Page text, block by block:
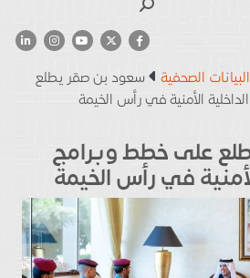
البيانات الصحفية
سعود بن صقر يطلع
الأمنية في رأس الخيمة
على خطط وبرامج
في رأس الخيمة